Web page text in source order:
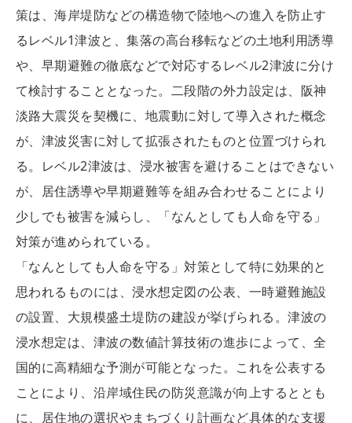
策は、海岸堤防などの構造物で陸地への進入を防止す
るレベル1津波と、集落の高台移転などの土地利用誘導
や、早期避難の徹底などで対応するレベル2津波に分け
て検討することとなった。二段階の外力設定は、阪神
淡路大震災を契機に、地震動に対して導入された概念
が、津波災害に対して拡張されたものと位置づけられ
る。レベル2津波は、浸水被害を避けることはできない
が、居住誘導や早期避難等を組み合わせることにより
少しでも被害を減らし、「なんとしても人命を守る」
対策が進められている。
「なんとしても人命を守る」対策として特に効果的と
思われるものには、浸水想定図の公表、一時避難施設
の設置、大規模盛土堤防の建設が挙げられる。津波の
浸水想定は、津波の数値計算技術の進歩によって、全
国的に高精細な予測が可能となった。これを公表する
ことにより、沿岸域住民の防災意識が向上するととも
に、居住地の選択やまちづくり計画など具体的な支援